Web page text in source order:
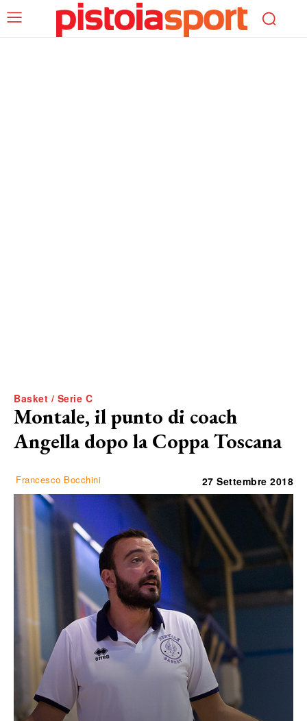
Basket / Serie C
Montale, il punto di coach
Angella dopo la Coppa Toscana
Francesco Bocchini 27 Settembre 2018